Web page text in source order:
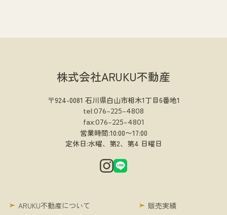
株式会社ARUKU不動産
〒924-0081 石川県白山市相木1丁目6番地1
tel:076-225-4808
fax:076-225-4801
営業時間:10:00〜17:00
定休日:水曜、第2、第4 日曜日
ARUKU不動産について 販売実績